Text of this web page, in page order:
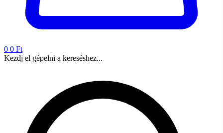
0 0 Ft
Kezdj el gépelni a kereséshez...